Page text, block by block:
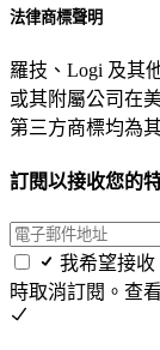
法律商標聲明
羅技、Logi 及其
或其附屬公司在
第三方商標均為
訂閱以接收您的
我希望接收
時取消訂閱。查